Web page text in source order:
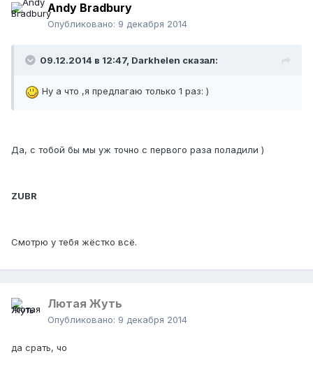
Andy Bradbury
Опубликовано: 9 декабря 2014
09.12.2014 в 12:47, Darkhelen сказал:
Ну а что ,я предлагаю только 1 раз: )
Да, с тобой бы мы уж точно с первого раза поладили )
ZUBR
Смотрю у тебя жёстко всё.
Лютая Жуть
Опубликовано: 9 декабря 2014
да срать, чо